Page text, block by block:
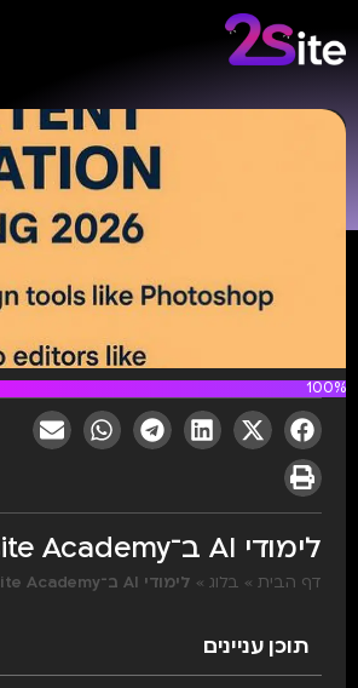
100%
לימודי AI ב־2site Academy
דף הבית » בלוג » לימודי AI ב־2site Academy
תוכן עניינים